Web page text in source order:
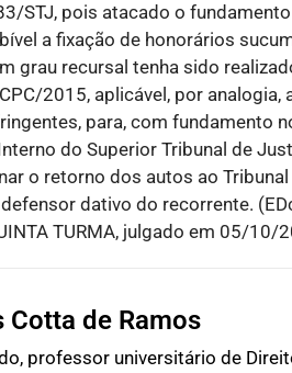
STJ, pois atacado o
a fixação de honorários
grau recursal tenha sido
2015, aplicável, por
para, com fundamento
do Superior Tribunal de
o retorno dos autos ao
dativo do recorrente.
TURMA, julgado em 05/
Cotta de Ramos
professor universitário de